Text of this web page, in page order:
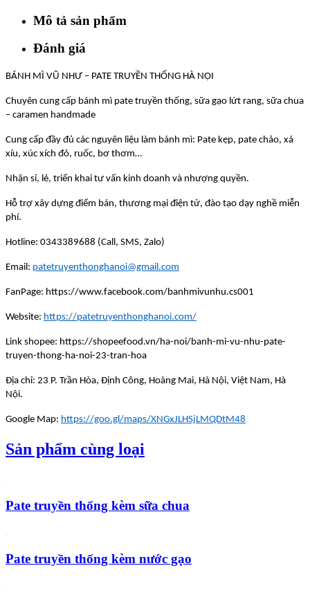
Mô tả sản phẩm
Đánh giá
BÁNH MÌ VŨ NHƯ – PATE TRUYỀN THỐNG HÀ NỘI
Chuyên cung cấp bánh mì pate truyền thống, sữa gạo lứt rang, sữa chua
– caramen handmade
Cung cấp đầy đủ các nguyên liệu làm bánh mì: Pate kẹp, pate chảo, xá
xíu, xúc xích đỏ, ruốc, bơ thơm…
Nhận sỉ, lẻ, triển khai tư vấn kinh doanh và nhượng quyền.
Hỗ trợ xây dựng điểm bán, thương mại điện tử, đào tạo dạy nghề miễn
phí.
Hotline: 0343389688 (Call, SMS, Zalo)
Email: patetruyenthonghanoi@gmail.com
FanPage: https://www.facebook.com/banhmivunhu.cs001
Website: https://patetruyenthonghanoi.com/
Link shopee: https://shopeefood.vn/ha-noi/banh-mi-vu-nhu-pate-
truyen-thong-ha-noi-23-tran-hoa
Địa chỉ: 23 P. Trần Hòa, Định Công, Hoàng Mai, Hà Nội, Việt Nam, Hà
Nội.
Google Map: https://goo.gl/maps/XNGxJLHSjLMQDtM48
Sản phẩm cùng loại
Pate truyền thống kèm sữa chua
Pate truyền thống kèm nước gạo